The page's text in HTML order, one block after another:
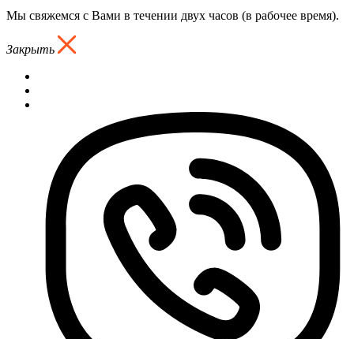
Мы свяжемся с Вами в течении двух часов (в рабочее время).
Закрыть